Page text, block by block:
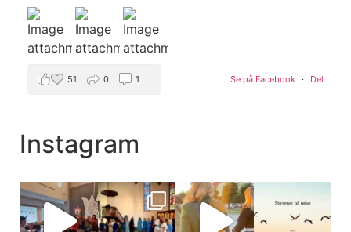
Se på Facebook · Del
51 0 1
Les intervjuet med vår andrealt og husdirigent,
Hanne Bæverfjord
komposisjoner og arrangement!
Instagram